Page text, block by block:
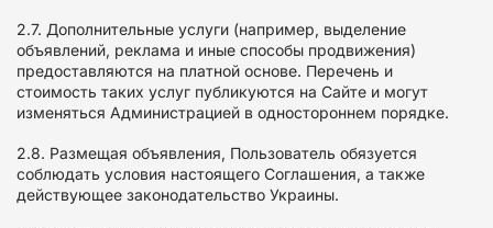
2.7. Дополнительные услуги (например, выделение
объявлений, реклама и иные способы продвижения)
предоставляются на платной основе. Перечень и
стоимость таких услуг публикуются на Сайте и могут
изменяться Администрацией в одностороннем порядке.
2.8. Размещая объявления, Пользователь обязуется
соблюдать условия настоящего Соглашения, а также
действующее законодательство Украины.